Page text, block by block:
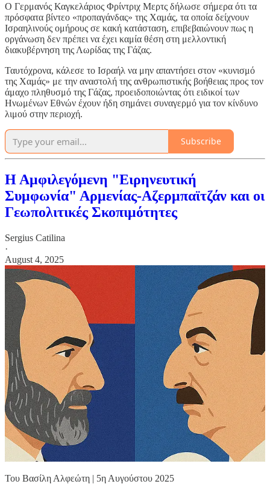
Ο Γερμανός Καγκελάριος Φρίντριχ Μερτς δήλωσε σήμερα ότι τα
πρόσφατα βίντεο «προπαγάνδας» της Χαμάς, τα οποία δείχνουν
Ισραηλινούς ομήρους σε κακή κατάσταση, επιβεβαιώνουν πως η
οργάνωση δεν πρέπει να έχει καμία θέση στη μελλοντική
διακυβέρνηση της Λωρίδας της Γάζας.
Ταυτόχρονα, κάλεσε το Ισραήλ να μην απαντήσει στον «κυνισμό
της Χαμάς» με την αναστολή της ανθρωπιστικής βοήθειας προς τον
άμαχο πληθυσμό της Γάζας, προειδοποιώντας ότι ειδικοί των
Ηνωμένων Εθνών έχουν ήδη σημάνει συναγερμό για τον κίνδυνο
λιμού στην περιοχή.
Subscribe
Η Αμφιλεγόμενη "Ειρηνευτική
Συμφωνία" Αρμενίας-Αζερμπαϊτζάν και οι
Γεωπολιτικές Σκοπιμότητες
Sergius Catilina
·
August 4, 2025
Του Βασίλη Αλφεώτη | 5η Αυγούστου 2025